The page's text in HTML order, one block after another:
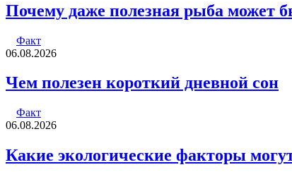
Почему даже полезная рыба может
Факт
06.08.2026
Чем полезен короткий дневной сон
Факт
06.08.2026
Какие экологические факторы